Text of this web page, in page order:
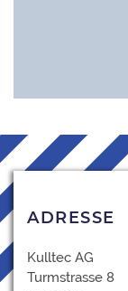
ADRESSE
Kulltec AG
Turmstrasse 8